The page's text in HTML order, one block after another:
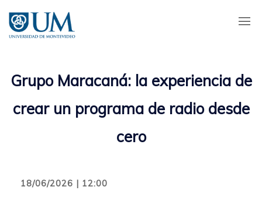
contenido
principal
Grupo Maracaná: la experiencia de
crear un programa de radio desde
cero
18/06/2026 | 12:00